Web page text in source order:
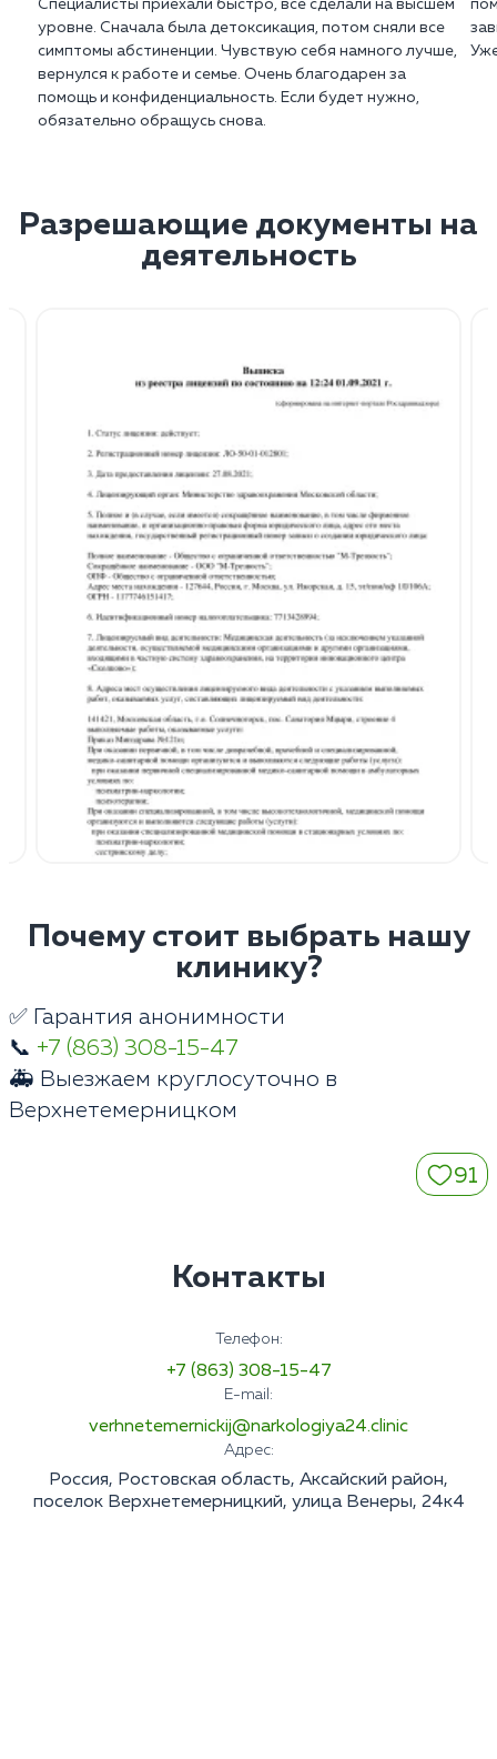
Специалисты приехали быстро, все сделали на высшем
уровне. Сначала была детоксикация, потом сняли все
симптомы абстиненции. Чувствую себя намного лучше,
вернулся к работе и семье. Очень благодарен за
помощь и конфиденциальность. Если будет нужно,
обязательно обращусь снова.
Разрешающие документы на
деятельность
Почему стоит выбрать нашу
клинику?
✅ Гарантия анонимности
📞 +7 (863) 308-15-47
🚑 Выезжаем круглосуточно в
Верхнетемерницком
91
Контакты
Телефон:
+7 (863) 308-15-47
E-mail:
verhnetemernickij@narkologiya24.clinic
Адрес:
Россия, Ростовская область, Аксайский район,
поселок Верхнетемерницкий, улица Венеры, 24к4